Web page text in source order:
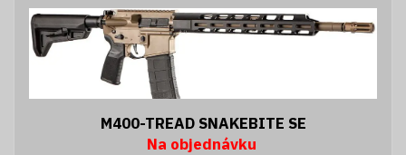
M400-TREAD SNAKEBITE SE
Na objednávku